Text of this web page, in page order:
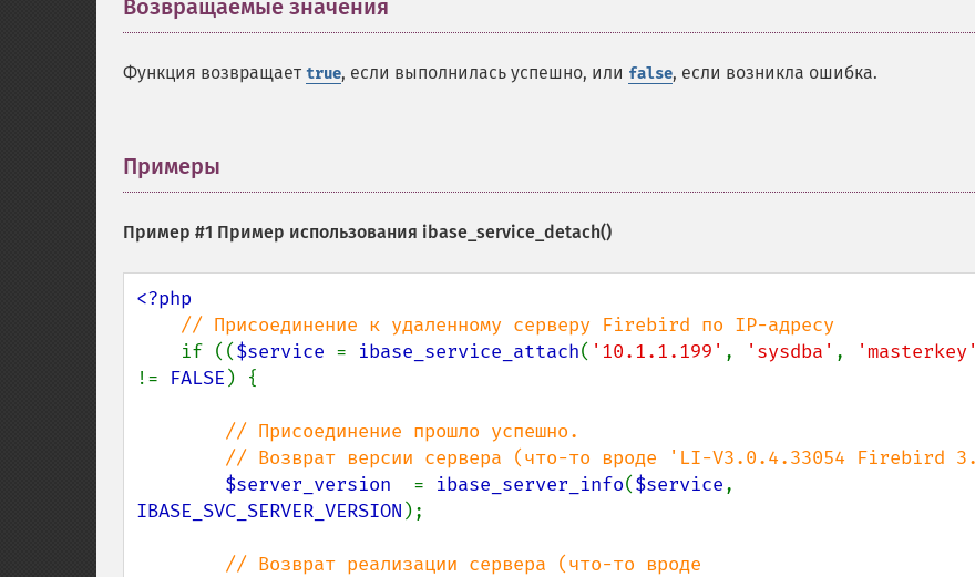
Возвращаемые значения
Функция возвращает true, если выполнилась успешно, или false, если возникла ошибка.
Примеры
Пример #1 Пример использования ibase_service_detach()
<?php
// Присоединение к удаленному серверу Firebird по IP-адресу
if (($service = ibase_service_attach( '10.1.1.199' , 'sysdba' , 'masterkey'
!= FALSE ) {
// Присоединение прошло успешно.
$server_version = ibase_server_info($service
IBASE_SVC_SERVER_VERSION );
// Возврат реализации сервера (что-то вроде